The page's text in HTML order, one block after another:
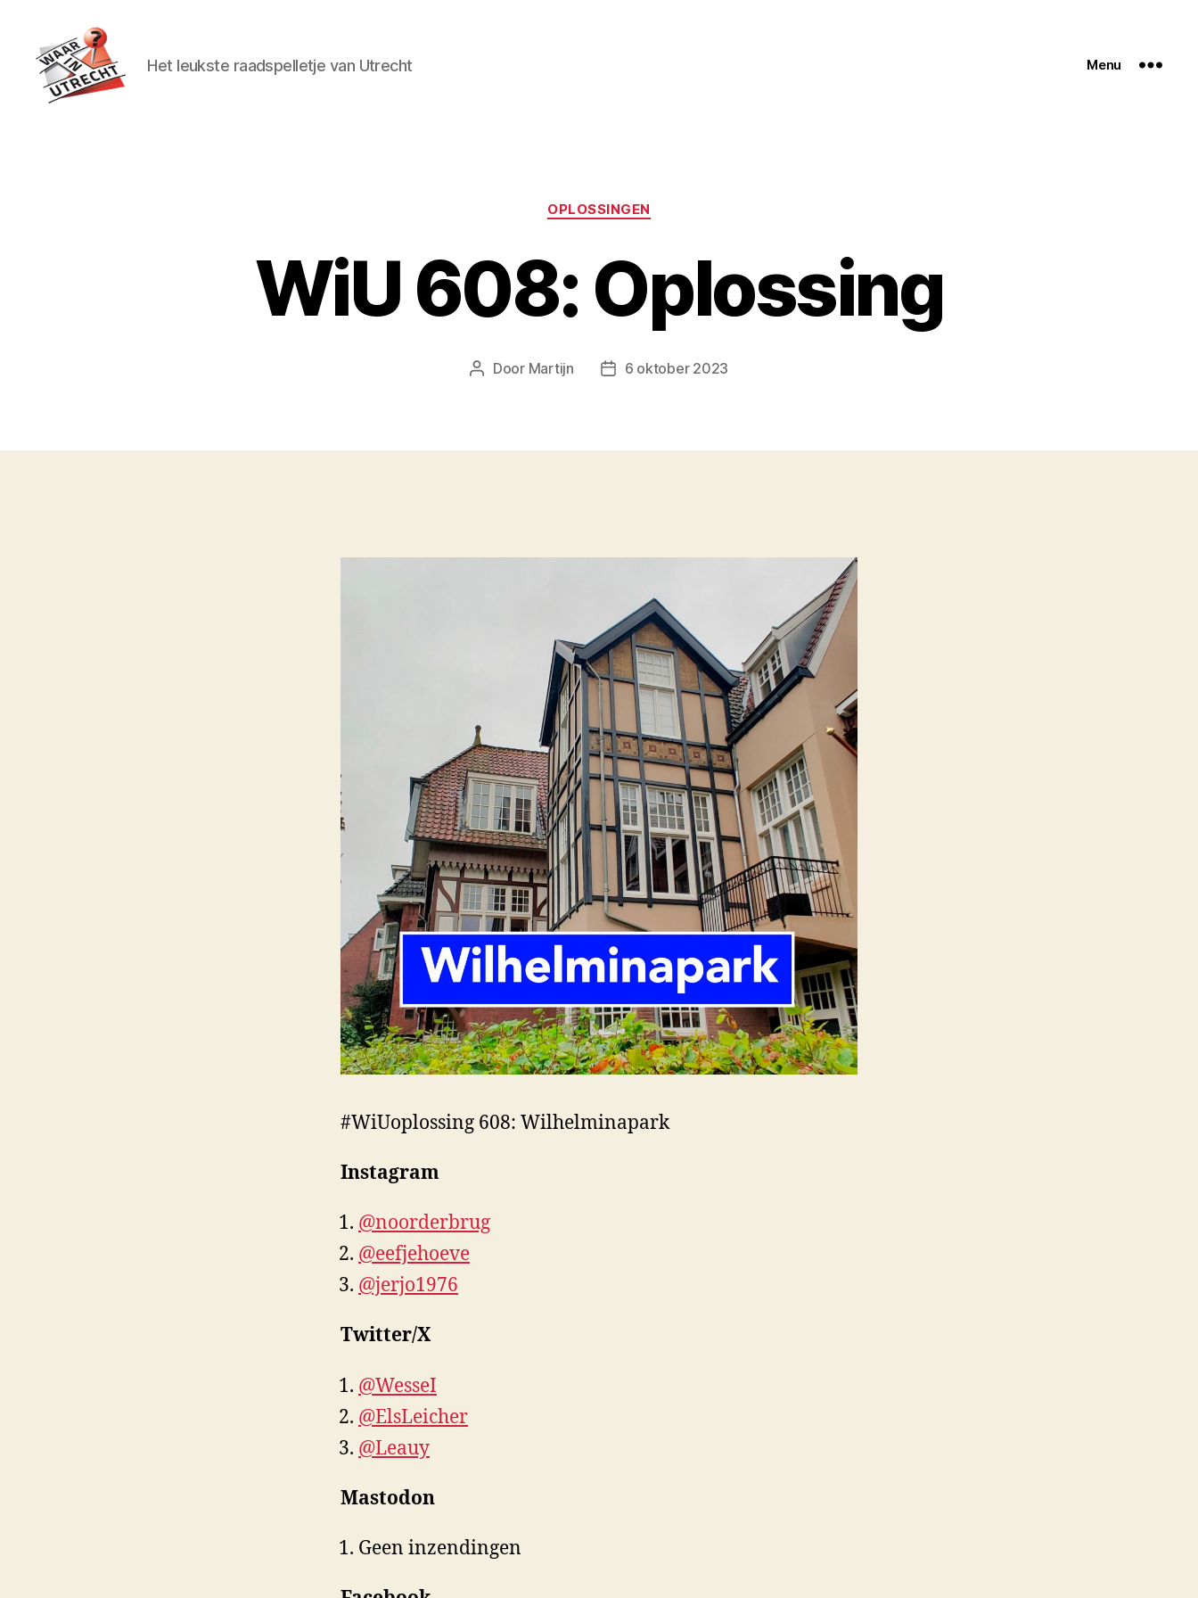
Het leukste raadspelletje van Utrecht Menu
Categorieën
OPLOSSINGEN
WiU 608: Oplossing
Berichtauteur
Door Martijn Berichtdatum
6 oktober 2023
#WiUoplossing 608: Wilhelminapark
Instagram
@noorderbrug
@eefjehoeve
@jerjo1976
Twitter/X
@WesseI
@ElsLeicher
@Leauy
Mastodon
Geen inzendingen